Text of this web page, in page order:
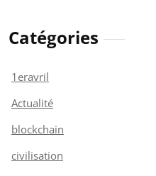
Catégories
1eravril
Actualité
blockchain
civilisation